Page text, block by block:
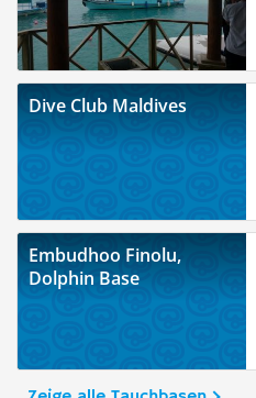
Dive Club Maldives
Embudhoo Finolu,
Dolphin Base